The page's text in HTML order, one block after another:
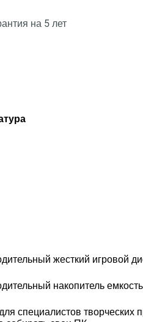
на 5 лет
жесткий игровой
накопитель
специалистов творческих